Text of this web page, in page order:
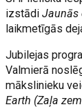
izstādiJaunās
laikmetīgās
Jubilejas
Valmierā
mākslinieku
Earth (Zaļa